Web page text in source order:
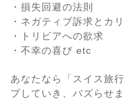
・損失回避の法則
・ネガティブ訴求とカ
・トリビアへの欲求
・不幸の喜び etc
あなたなら「スイス旅
プしていき、バズらせ